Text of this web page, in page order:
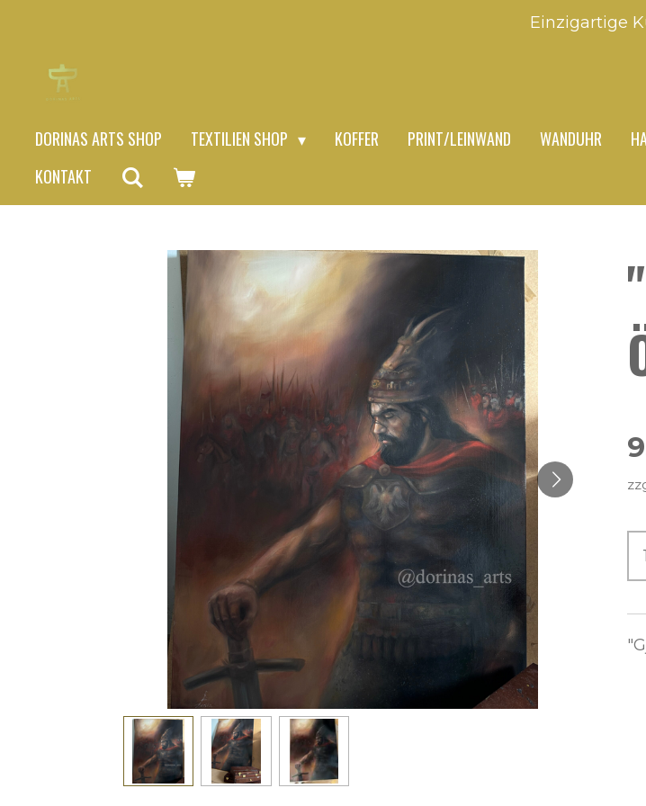
springen
Einzigartige
DORINAS ARTS SHOP TEXTILIEN SHOP KOFFER PRINT/LEINWAND WANDUHR
KONTAKT